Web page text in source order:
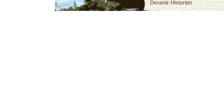
Devenir Historien